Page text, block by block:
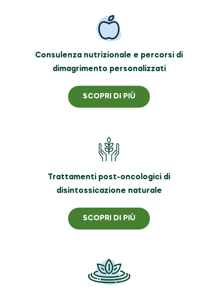
Consulenza nutrizionale e percorsi di
dimagrimento personalizzati
SCOPRI DI PIÙ
Trattamenti post-oncologici di
disintossicazione naturale
SCOPRI DI PIÙ